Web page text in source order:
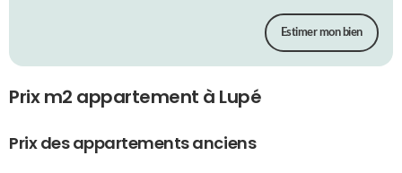
Estimer mon bien
Prix m2 appartement à Lupé
Prix des appartements anciens